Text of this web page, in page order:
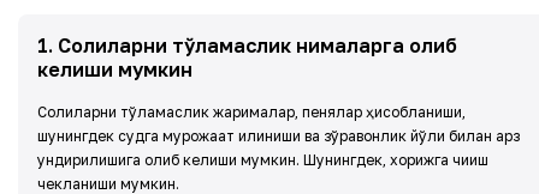
1. Солиқларни тўламаслик нималарга олиб
келиши мумкин
Солиқларни тўламаслик жарималар, пенялар ҳисобланиши,
шунингдек судга мурожаат қилиниши ва зўравонлик йўли билан қарз
ундирилишига олиб келиши мумкин. Шунингдек, хорижга чиқиш
чекланиши мумкин.